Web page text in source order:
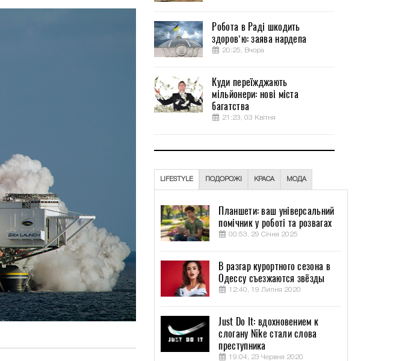
Робота в Раді шкодить
здоров’ю: заява нардепа
20:25, Вчора
Куди переїжджають
мільйонери: нові міста
багатства
21:23, 03 Квітня
LIFESTYLE ПОДОРОЖІ КРАСА МОДА
Планшети: ваш універсальний
помічник у роботі та розвагах
00:53, 29 Січня 2025
В разгар курортного сезона в
Одессу съезжаются звёзды
12:40, 19 Липня 2020
Just Do It: вдохновением к
слогану Nike стали слова
преступника
19:04, 23 Червня 2020